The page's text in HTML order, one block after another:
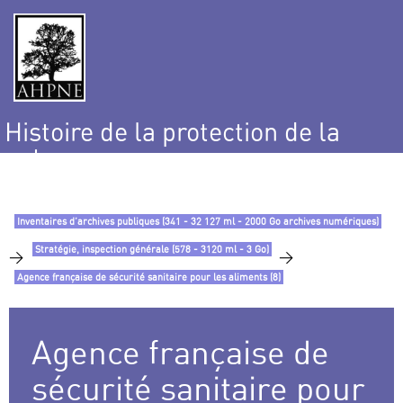
Histoire de la protection de la
nature
Inventaires d’archives publiques (341 - 32 127 ml - 2000 Go archives numériques)
> Stratégie, inspection générale (578 - 3120 ml - 3 Go) >
Agence française de sécurité sanitaire pour les aliments (8)
Agence française de
sécurité sanitaire pour